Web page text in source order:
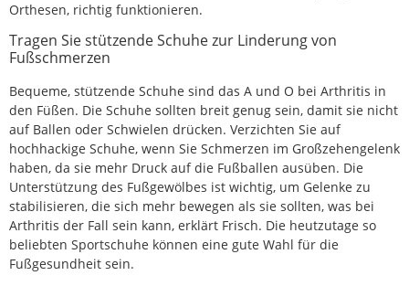
Orthesen, richtig funktionieren.
Tragen Sie stützende Schuhe zur Linderung von
Fußschmerzen
Bequeme, stützende Schuhe sind das A und O bei Arthritis in
den Füßen. Die Schuhe sollten breit genug sein, damit sie nicht
auf Ballen oder Schwielen drücken. Verzichten Sie auf
hochhackige Schuhe, wenn Sie Schmerzen im Großzehengelenk
haben, da sie mehr Druck auf die Fußballen ausüben. Die
Unterstützung des Fußgewölbes ist wichtig, um Gelenke zu
stabilisieren, die sich mehr bewegen als sie sollten, was bei
Arthritis der Fall sein kann, erklärt Frisch. Die heutzutage so
beliebten Sportschuhe können eine gute Wahl für die
Fußgesundheit sein.